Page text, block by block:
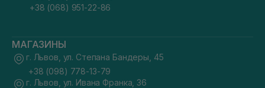
+38 (068) 951-22-86
МАГАЗИНЫ
г. Львов, ул. Степана Бандеры, 45
+38 (098) 778-13-79
г. Львов, ул. Ивана Франка, 36